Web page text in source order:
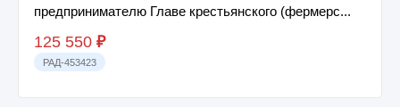
предпринимателю Главе крестьянского (фермерс...
125 550 ₽
РАД-453423